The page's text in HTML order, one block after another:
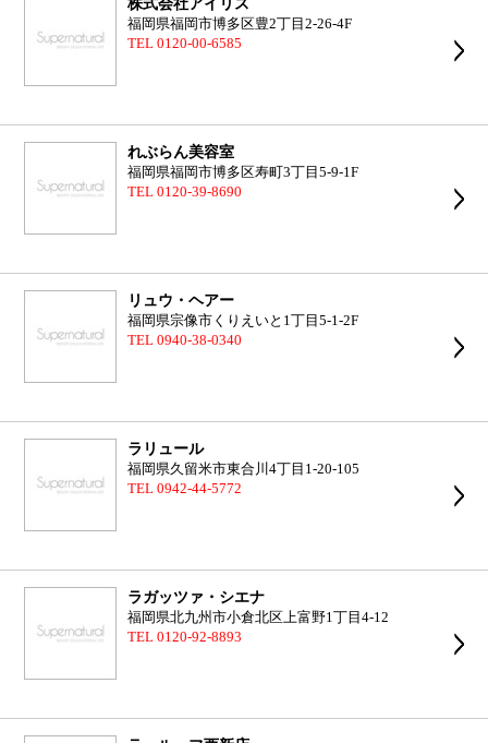
福岡県福岡市博多区豊2丁目2-26-4F
TEL 0120-00-6585
れぶらん美容室
福岡県福岡市博多区寿町3丁目5-9-1F
TEL 0120-39-8690
リュウ・ヘアー
福岡県宗像市くりえいと1丁目5-1-2F
TEL 0940-38-0340
ラリュール
福岡県久留米市東合川4丁目1-20-105
TEL 0942-44-5772
ラガッツァ・シエナ
福岡県北九州市小倉北区上富野1丁目4-12
TEL 0120-92-8893